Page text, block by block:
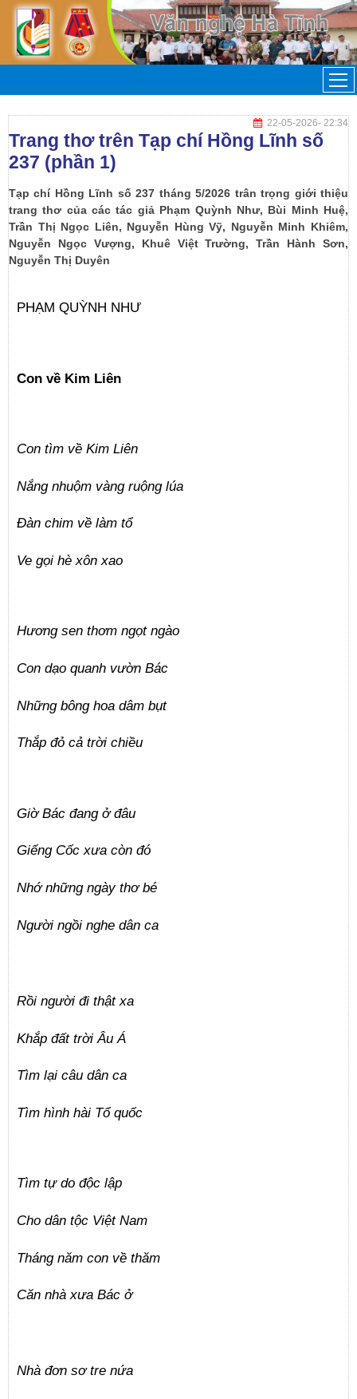
22-05-2026- 22:34
Trang thơ trên Tạp chí Hồng Lĩnh số
237 (phần 1)
Tạp chí Hồng Lĩnh số 237 tháng 5/2026 trân trọng giới thiệu
trang thơ của các tác giả Phạm Quỳnh Như, Bùi Minh Huệ,
Trần Thị Ngọc Liên, Nguyễn Hùng Vỹ, Nguyễn Minh Khiêm,
Nguyễn Ngọc Vượng, Khuê Việt Trường, Trần Hành Sơn,
Nguyễn Thị Duyên
PHẠM QUỲNH NHƯ
Con về Kim Liên
Con tìm về Kim Liên
Nắng nhuộm vàng ruộng lúa
Đàn chim về làm tổ
Ve gọi hè xôn xao
Hương sen thơm ngọt ngào
Con dạo quanh vườn Bác
Những bông hoa dâm bụt
Thắp đỏ cả trời chiều
Giờ Bác đang ở đâu
Giếng Cốc xưa còn đó
Nhớ những ngày thơ bé
Người ngồi nghe dân ca
Rồi người đi thật xa
Khắp đất trời Âu Á
Tìm lại câu dân ca
Tìm hình hài Tổ quốc
Tìm tự do độc lập
Cho dân tộc Việt Nam
Tháng năm con về thăm
Căn nhà xưa Bác ở
Nhà đơn sơ tre nứa